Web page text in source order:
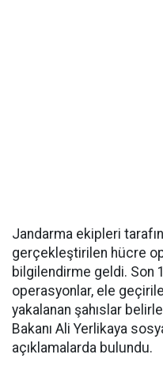
Jandarma ekipleri
gerçekleştirilen hücre
bilgilendirme geldi. Son
operasyonlar, ele
yakalanan şahıslar
Bakanı Ali Yerlikaya
açıklamalarda bulundu.